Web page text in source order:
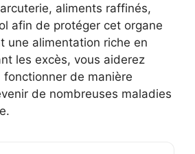
aliments raffinés,
afin de protéger cet organe
une alimentation riche en
les excès, vous aiderez
de manière
de nombreuses maladies